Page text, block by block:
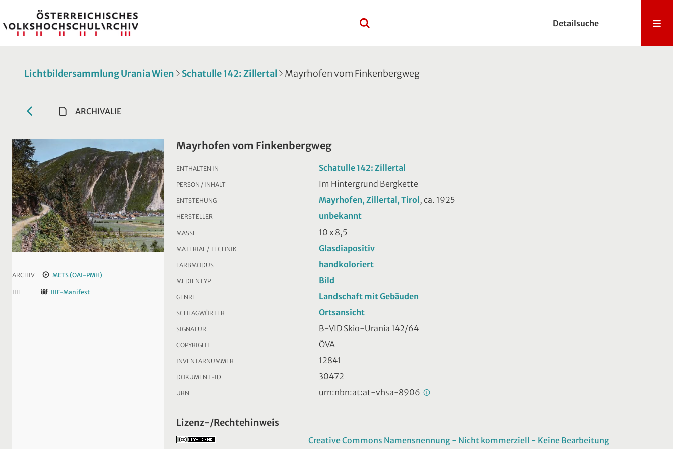
Detailsuche
Lichtbildersammlung Urania Wien Schatulle 142: Zillertal Mayrhofen vom Finkenbergweg
ARCHIVALIE
ARCHIV METS (OAI-PMH)
IIIF IIIF-Manifest
Mayrhofen vom Finkenbergweg
ENTHALTEN IN Schatulle 142: Zillertal
PERSON / INHALT Im Hintergrund Bergkette
ENTSTEHUNG Mayrhofen, Zillertal, Tirol, ca. 1925
HERSTELLER unbekannt
MASSE 10 x 8,5
MATERIAL / TECHNIK Glasdiapositiv
FARBMODUS handkoloriert
MEDIENTYP Bild
GENRE Landschaft mit Gebäuden
SCHLAGWÖRTER Ortsansicht
SIGNATUR B-VID Skio-Urania 142/64
COPYRIGHT ÖVA
INVENTARNUMMER 12841
DOKUMENT-ID 30472
URN urn:nbn:at:at-vhsa-8906
Lizenz-/Rechtehinweis
Creative Commons Namensnennung - Nicht kommerziell - Keine Bearbeitung